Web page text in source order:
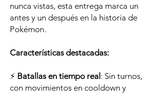
nunca vistas, esta entrega marca un
antes y un después en la historia de
Pokémon.
Características destacadas:
⚡ Batallas en tiempo real : Sin turnos,
con movimientos en cooldown y